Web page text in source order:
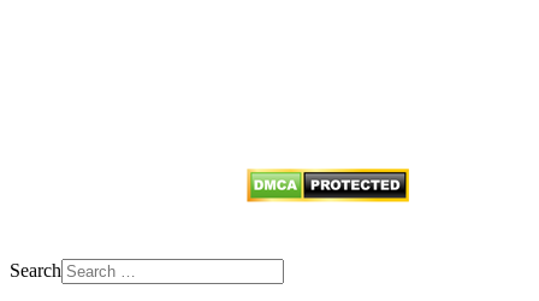
Search